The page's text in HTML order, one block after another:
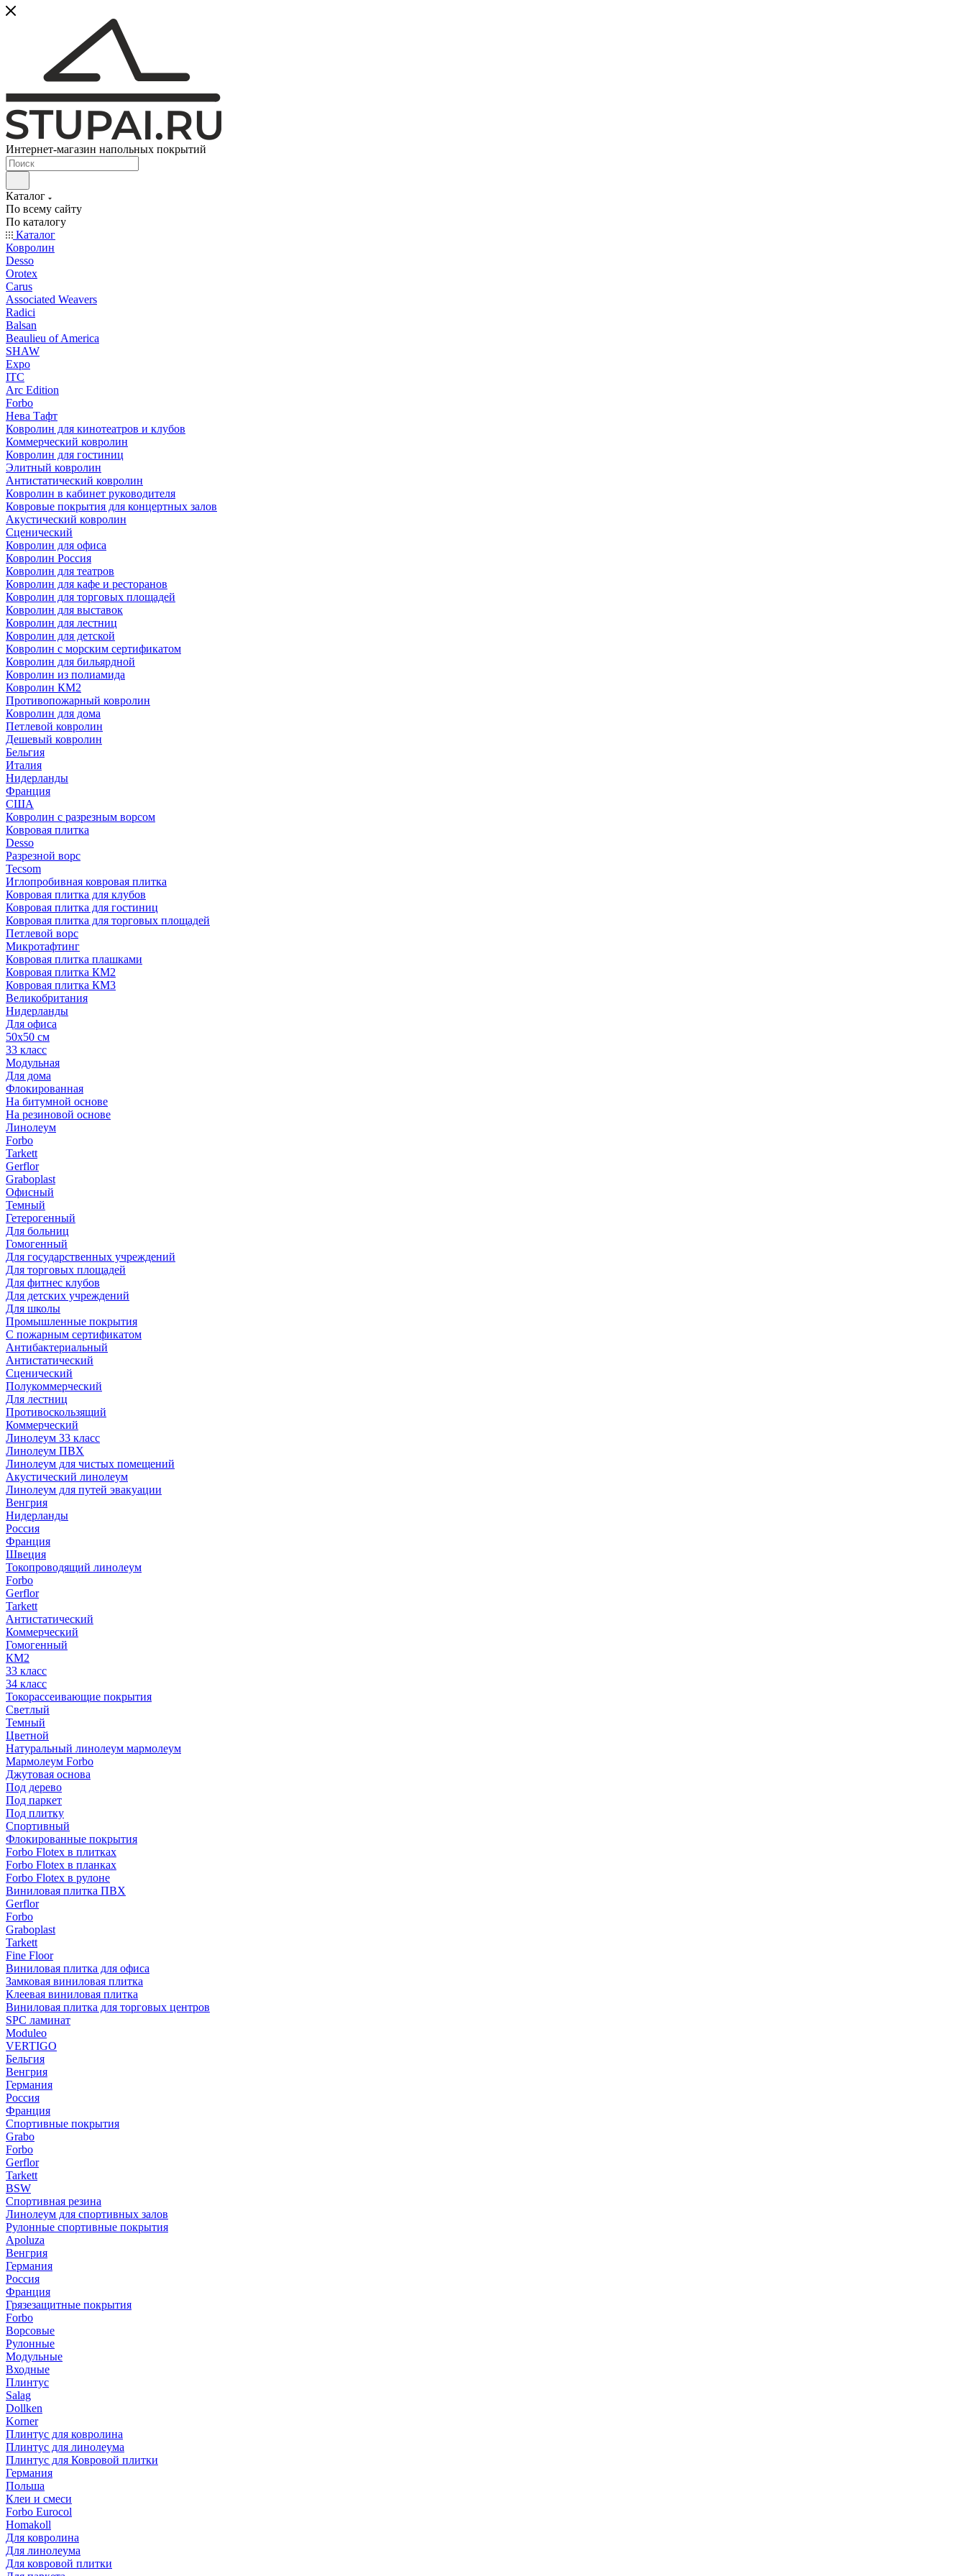
Интернет-магазин напольных покрытий
Каталог
По всему сайту
По каталогу
Каталог
Ковролин
Desso
Orotex
Carus
Associated Weavers
Radici
Balsan
Beaulieu of America
SHAW
Expo
ITC
Arc Edition
Forbo
Нева Тафт
Ковролин для кинотеатров и клубов
Коммерческий ковролин
Ковролин для гостиниц
Элитный ковролин
Антистатический ковролин
Ковролин в кабинет руководителя
Ковровые покрытия для концертных залов
Акустический ковролин
Сценический
Ковролин для офиса
Ковролин Россия
Ковролин для театров
Ковролин для кафе и ресторанов
Ковролин для торговых площадей
Ковролин для выставок
Ковролин для лестниц
Ковролин для детской
Ковролин с морским сертификатом
Ковролин для бильярдной
Ковролин из полиамида
Ковролин КМ2
Противопожарный ковролин
Ковролин для дома
Петлевой ковролин
Дешевый ковролин
Бельгия
Италия
Нидерланды
Франция
США
Ковролин с разрезным ворсом
Ковровая плитка
Desso
Разрезной ворс
Tecsom
Иглопробивная ковровая плитка
Ковровая плитка для клубов
Ковровая плитка для гостиниц
Ковровая плитка для торговых площадей
Петлевой ворс
Микротафтинг
Ковровая плитка плашками
Ковровая плитка КМ2
Ковровая плитка КМ3
Великобритания
Нидерланды
Для офиса
50х50 см
33 класс
Модульная
Для дома
Флокированная
На битумной основе
На резиновой основе
Линолеум
Forbo
Tarkett
Gerflor
Graboplast
Офисный
Темный
Гетерогенный
Для больниц
Гомогенный
Для государственных учреждений
Для торговых площадей
Для фитнес клубов
Для детских учреждений
Для школы
Промышленные покрытия
С пожарным сертификатом
Антибактериальный
Антистатический
Сценический
Полукоммерческий
Для лестниц
Противоскользящий
Коммерческий
Линолеум 33 класс
Линолеум ПВХ
Линолеум для чистых помещений
Акустический линолеум
Линолеум для путей эвакуации
Венгрия
Нидерланды
Россия
Франция
Швеция
Токопроводящий линолеум
Forbo
Gerflor
Tarkett
Антистатический
Коммерческий
Гомогенный
КМ2
33 класс
34 класс
Токорассеивающие покрытия
Светлый
Темный
Цветной
Натуральный линолеум мармолеум
Мармолеум Forbo
Джутовая основа
Под дерево
Под паркет
Под плитку
Спортивный
Флокированные покрытия
Forbo Flotex в плитках
Forbo Flotex в планках
Forbo Flotex в рулоне
Виниловая плитка ПВХ
Gerflor
Forbo
Graboplast
Tarkett
Fine Floor
Виниловая плитка для офиса
Замковая виниловая плитка
Клеевая виниловая плитка
Виниловая плитка для торговых центров
SPC ламинат
Moduleo
VERTIGO
Бельгия
Венгрия
Германия
Россия
Франция
Спортивные покрытия
Grabo
Forbo
Gerflor
Tarkett
BSW
Спортивная резина
Линолеум для спортивных залов
Рулонные спортивные покрытия
Apoluza
Венгрия
Германия
Россия
Франция
Грязезащитные покрытия
Forbo
Ворсовые
Рулонные
Модульные
Входные
Плинтус
Salag
Dollken
Korner
Плинтус для ковролина
Плинтус для линолеума
Плинтус для Ковровой плитки
Германия
Польша
Клеи и смеси
Forbo Eurocol
Homakoll
Для ковролина
Для линолеума
Для ковровой плитки